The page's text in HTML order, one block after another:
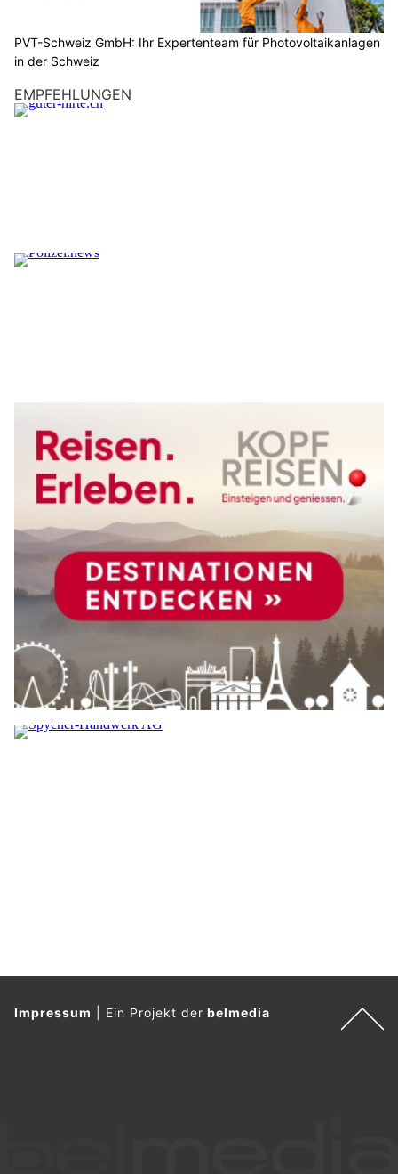
PVT-Schweiz GmbH: Ihr Expertenteam für Photovoltaikanlagen
in der Schweiz
EMPFEHLUNGEN
Impressum Ein Projekt derbelmedia